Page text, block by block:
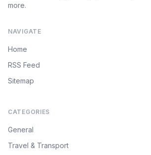
more.
NAVIGATE
Home
RSS Feed
Sitemap
CATEGORIES
General
Travel & Transport